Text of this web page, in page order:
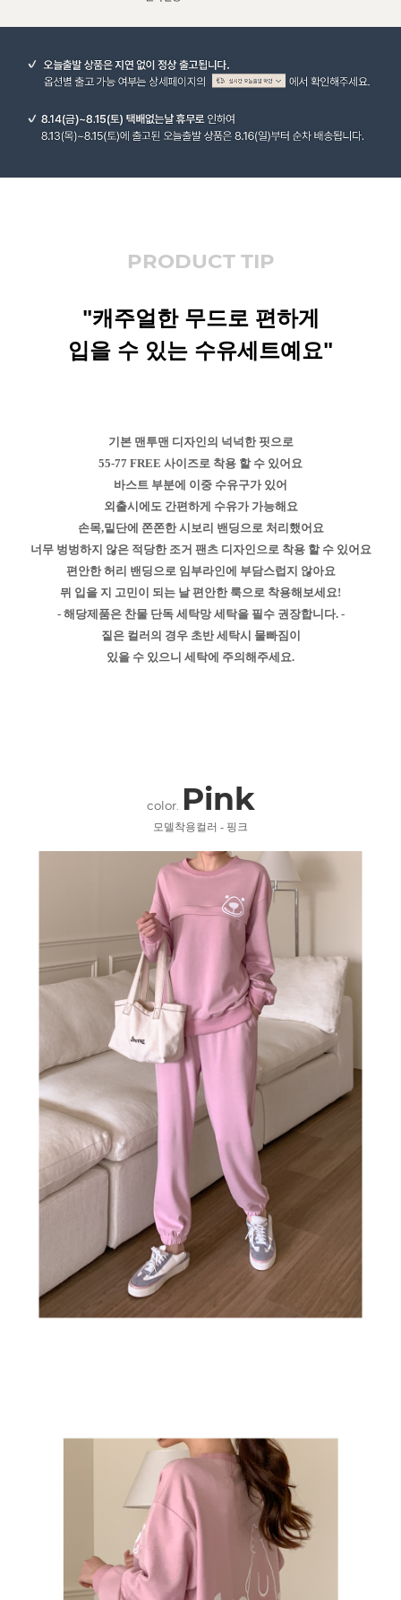
PRODUCT TIP
"캐주얼한 무드로 편하게
입을 수 있는 수유세트예요"
기본 맨투맨 디자인의 넉넉한 핏으로
55-77 FREE 사이즈로 착용 할 수 있어요
바스트 부분에 이중 수유구가 있어
외출시에도 간편하게 수유가 가능해요
손목,밑단에 쫀쫀한 시보리 밴딩으로 처리했어요
너무 벙벙하지 않은 적당한 조거 팬츠 디자인으로 착용 할 수 있어요
편안한 허리 밴딩으로 임부라인에 부담스럽지 않아요
뮈 입을 지 고민이 되는 날 편안한 룩으로 착용해보세요!
- 해당제품은 찬물 단독 세탁망 세탁을 필수 권장합니다. -
짙은 컬러의 경우 초반 세탁시 물빠짐이
있을 수 있으니 세탁에 주의해주세요.
color. Pink
모델착용컬러 - 핑크